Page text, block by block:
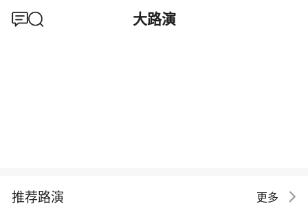
大路演
推荐路演 更多